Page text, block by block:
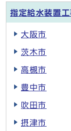
指定給水装置
大阪市
茨木市
高槻市
豊中市
吹田市
摂津市